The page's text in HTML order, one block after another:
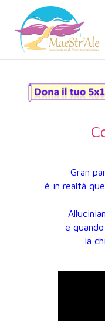
Gran
è in realtà
e
la